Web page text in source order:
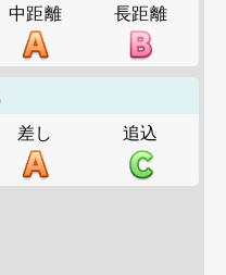
中距離 長距離
差し 追込